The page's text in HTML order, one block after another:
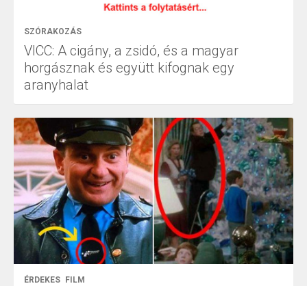
SZÓRAKOZÁS
VICC: A cigány, a zsidó, és a magyar
horgásznak és együtt kifognak egy
aranyhalat
ÉRDEKES FILM